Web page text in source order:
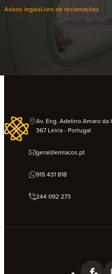
Avisos legaisLivro de reclamações
Av. Eng. Adelino Amaro da
367 Leiria - Portugal
geral@emlacos.pt
915 431 818
244 092 273